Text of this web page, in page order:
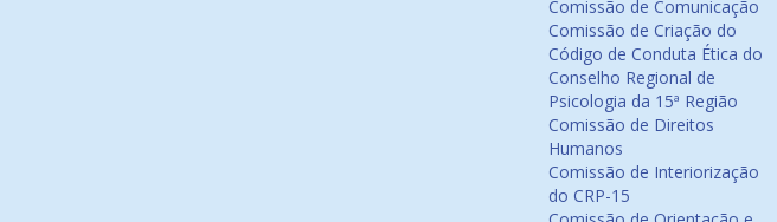
Comissão de Comunicação
Comissão de Criação do
Código de Conduta Ética do
Conselho Regional de
Psicologia da 15ª Região
Comissão de Direitos
Humanos
Comissão de Interiorização
do CRP-15